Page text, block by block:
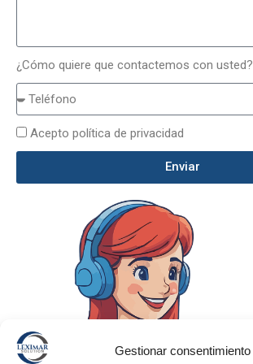
Gestionar consentimiento
¿Cómo quiere que contactemos con usted?
Acepto política de privacidad
Enviar